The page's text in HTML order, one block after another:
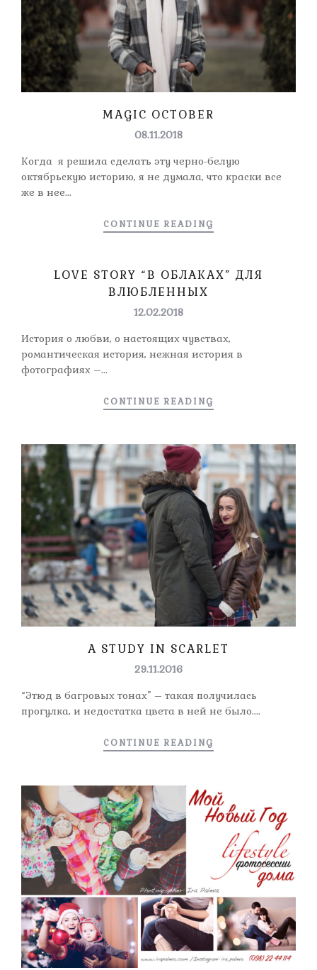
MAGIC OCTOBER
08.11.2018
Когда я решила сделать эту черно-белую
октябрьскую историю, я не думала, что краски все
же в нее...
CONTINUE READING
LOVE STORY “В ОБЛАКАХ” ДЛЯ
ВЛЮБЛЕННЫХ
12.02.2018
История о любви, о настоящих чувствах,
романтическая история, нежная история в
фотографиях –...
CONTINUE READING
А STUDY IN SCARLET
29.11.2016
“Этюд в багровых тонах” – такая получилась
прогулка, и недостатка цвета в ней не было....
CONTINUE READING